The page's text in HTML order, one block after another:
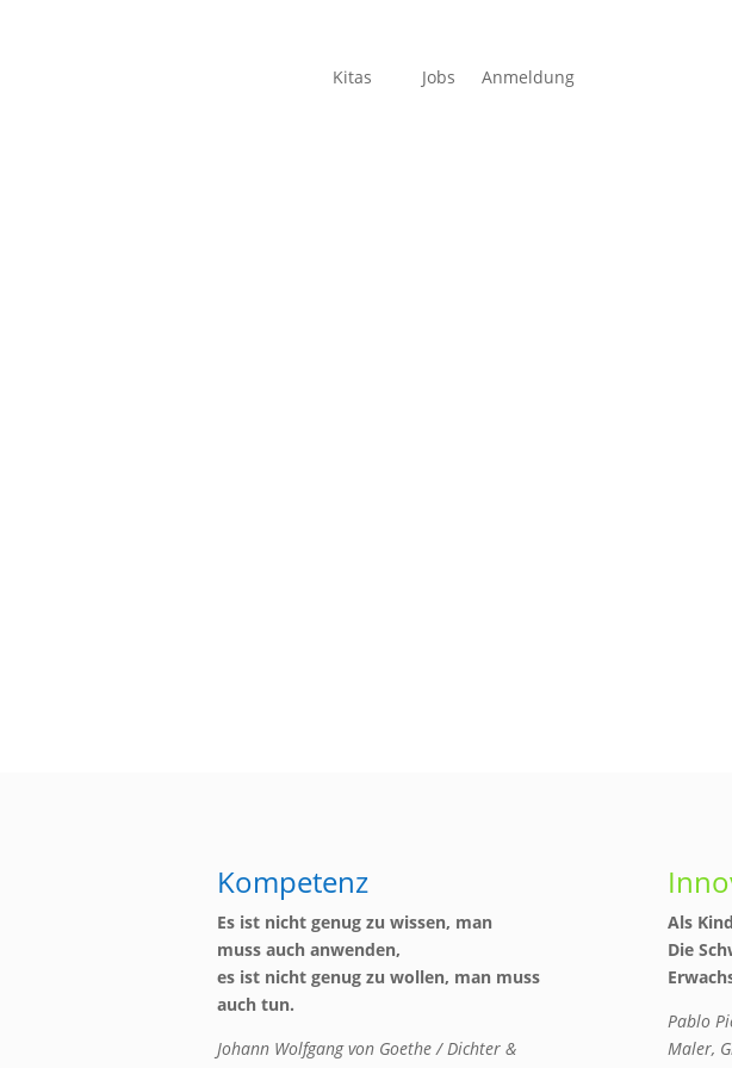
Anmeldung
Kompetenz
Es ist nicht genug zu wissen, man
muss auch anwenden,
es ist nicht genug zu wollen, man muss
auch tun.
Johann Wolfgang von Goethe / Dichter &
Als
Die
Pablo
Maler,